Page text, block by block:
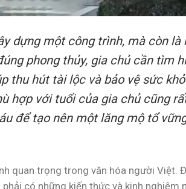
dựng một công trình, mà còn là
phong thủy, gia chủ cần tìm
thu hút tài lộc và bảo vệ sức
hợp với tuổi của gia chủ cũng
để tạo nên một lăng mộ tổ
quan trọng trong văn hóa người Việt.
có những kiến thức và kinh nghiệm